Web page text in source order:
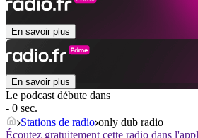
En savoir plus
En savoir plus
Le podcast débute dans
- 0 sec.
Stations de radio only dub radio
Écoutez gratuitement cette radio dans